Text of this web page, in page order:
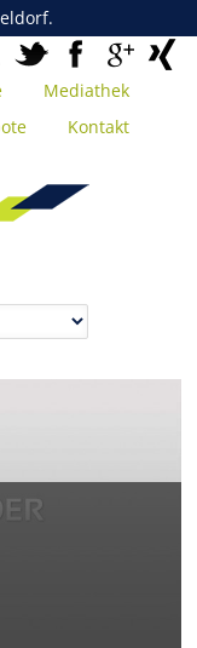
Mediathek
Kontakt